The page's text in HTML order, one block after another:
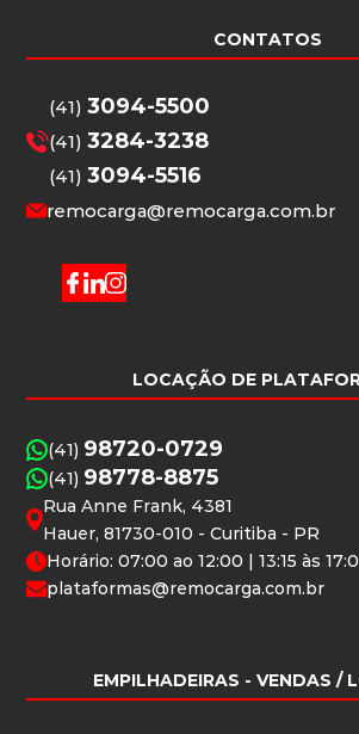
CONTATOS
(41)3094-5500
(41)3284-3238
(41)3094-5516
remocarga@remocarga.com.br
LOCAÇÃO DE
(41) 98720-0729
(41) 98778-8875
Rua Anne Frank, 4381
Hauer, 81730-010 - Curitiba - PR
Horário: 07:00 ao 12:00 | 13:15 às
plataformas@remocarga.com.br
EMPILHADEIRAS - VENDAS /